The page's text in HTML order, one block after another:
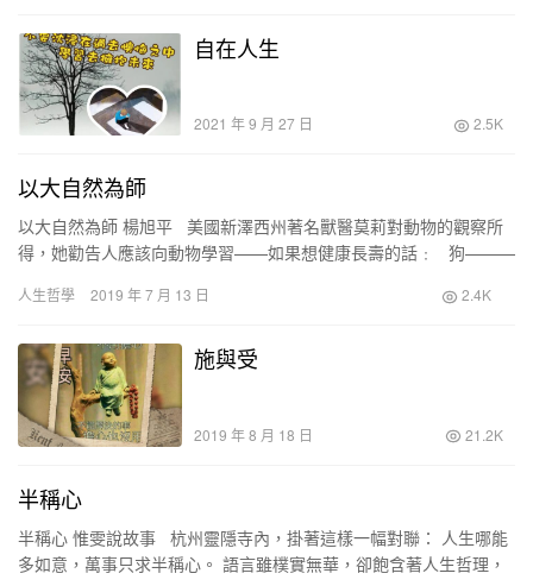
自在人生
2021 年 9 月 27 日 2.5K
以大自然為師
以大自然為師 楊旭平 美國新澤西州著名獸醫莫莉對動物的觀察所
得，她勸告人應該向動物學習——如果想健康長壽的話﹕ 狗———
人生哲學 2019 年 7 月 13 日 2.4K
施與受
2019 年 8 月 18 日 21.2K
半稱心
半稱心 惟雯說故事 杭州靈隱寺內，掛著這樣一幅對聯： 人生哪能
多如意，萬事只求半稱心。 語言雖樸實無華，卻飽含著人生哲理，